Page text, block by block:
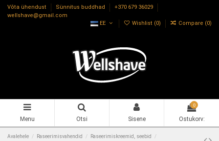
Võta ühendust Sünnitus buddhad
+370 679 36029
wellshave@gmail.com
EE
Wishlist (0) Compare (0)
Menu Otsi Sisene
0
Ostukorv:
Avalehele Raseerimisvahendid
Raseerimiskreemid, seebid